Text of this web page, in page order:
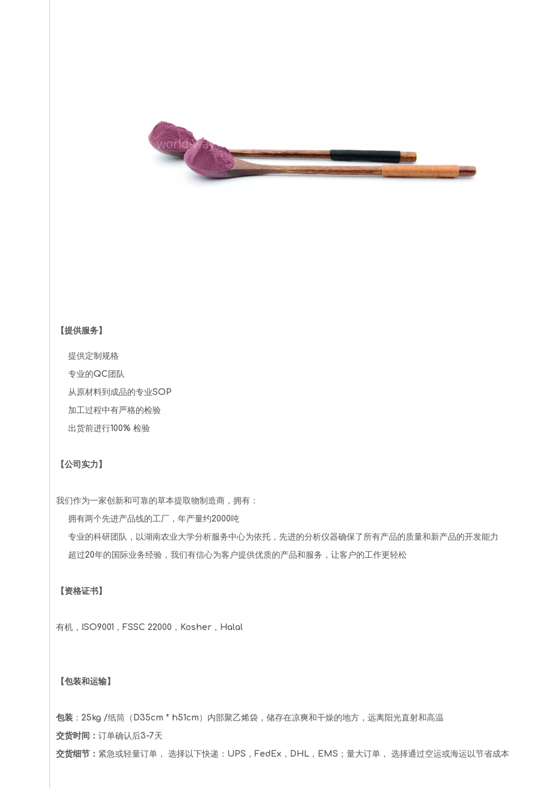
【提供服务】
提供定制规格
专业的QC团队
从原材料到成品的专业SOP
加工过程中有严格的检验
出货前进行100% 检验
【公司实力】
我们作为一家创新和可靠的草本提取物制造商，拥有：
拥有两个先进产品线的工厂，年产量约2000吨
专业的科研团队，以湖南农业大学分析服务中心为依托，先进的分析仪器确保了所有产品的质量和新产品的开发能力
超过20年的国际业务经验，我们有信心为客户提供优质的产品和服务，让客户的工作更轻松
【资格证书】
有机，ISO9001，FSSC 22000，Kosher，Halal
【包装和运输】
包装 ：25kg /纸筒（D35cm * h51cm）内部聚乙烯袋，储存在凉爽和干燥的地方，远离阳光直射和高温
交货时间： 订单确认后3-7天
交货细节： 紧急或轻量订单， 选择以下快递：UPS，FedEx，DHL，EMS；量大订单， 选择通过空运或海运以节省成本